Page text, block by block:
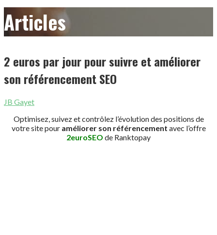
Articles
2 euros par jour pour suivre et améliorer
son référencement SEO
JB Gayet
Optimisez, suivez et contrôlez l’évolution des positions de
votre site pour améliorer son référencement avec l’offre
2euroSEO de Ranktopay